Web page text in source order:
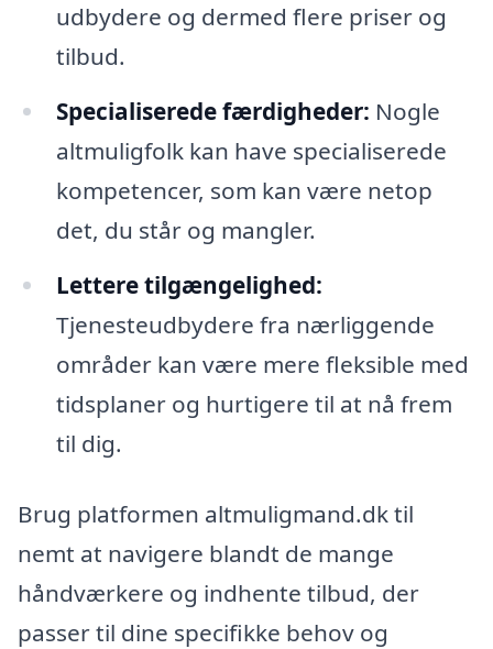
udbydere og dermed flere priser og
tilbud.
Specialiserede færdigheder: Nogle
altmuligfolk kan have specialiserede
kompetencer, som kan være netop
det, du står og mangler.
Lettere tilgængelighed:
Tjenesteudbydere fra nærliggende
områder kan være mere fleksible med
tidsplaner og hurtigere til at nå frem
til dig.
Brug platformen altmuligmand.dk til
nemt at navigere blandt de mange
håndværkere og indhente tilbud, der
passer til dine specifikke behov og